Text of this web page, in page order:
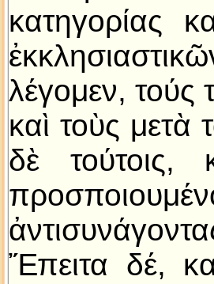
κατηγορίας
λέγομεν, τούς
καὶ τοὺς μετὰ
δὲ τούτοις,
Ἔπειτα δέ,